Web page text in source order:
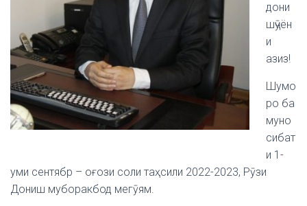
дони
шҷӯён
и
азиз!
Шумо
ро ба
муно
сибат
и 1-
уми сентябр – оғози соли таҳсили 2022-2023, Рӯзи
Дониш муборакбод мегӯям.